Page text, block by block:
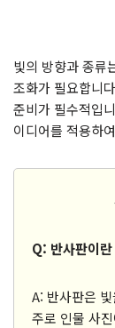
빛의 방향과 종류
조화가 필요합니
준비가 필수적입
이디어를 적용하
Q: 반사판이
A: 반사판은
주로 인물 사